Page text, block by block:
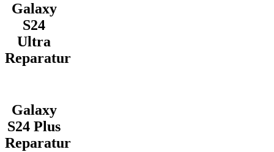
Galaxy
S24
Ultra
Reparatur
Galaxy
S24 Plus
Reparatur